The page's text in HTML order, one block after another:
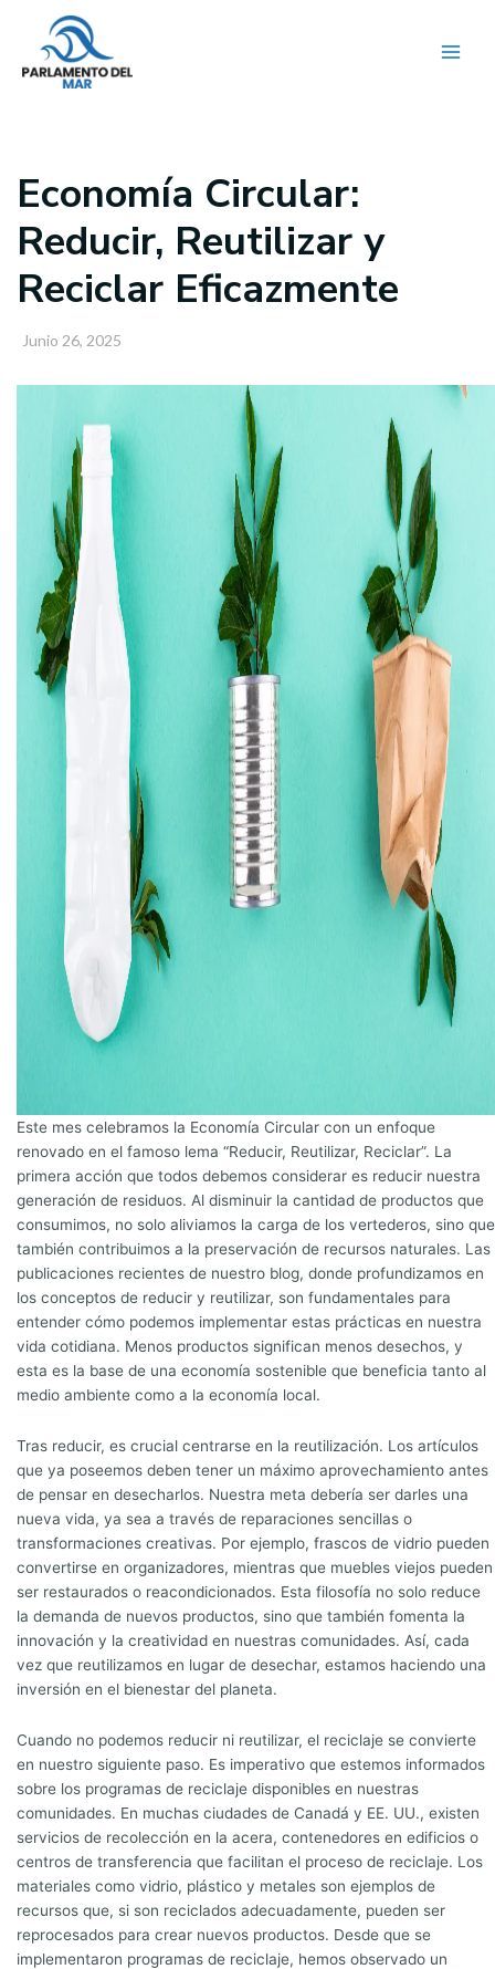
contenido
Economía Circular:
Reducir, Reutilizar y
Reciclar Eficazmente
Junio 26, 2025
Este mes celebramos la Economía Circular con un enfoque
renovado en el famoso lema “Reducir, Reutilizar, Reciclar”. La
primera acción que todos debemos considerar es reducir nuestra
generación de residuos. Al disminuir la cantidad de productos que
consumimos, no solo aliviamos la carga de los vertederos, sino que
también contribuimos a la preservación de recursos naturales. Las
publicaciones recientes de nuestro blog, donde profundizamos en
los conceptos de reducir y reutilizar, son fundamentales para
entender cómo podemos implementar estas prácticas en nuestra
vida cotidiana. Menos productos significan menos desechos, y
esta es la base de una economía sostenible que beneficia tanto al
medio ambiente como a la economía local.
Tras reducir, es crucial centrarse en la reutilización. Los artículos
que ya poseemos deben tener un máximo aprovechamiento antes
de pensar en desecharlos. Nuestra meta debería ser darles una
nueva vida, ya sea a través de reparaciones sencillas o
transformaciones creativas. Por ejemplo, frascos de vidrio pueden
convertirse en organizadores, mientras que muebles viejos pueden
ser restaurados o reacondicionados. Esta filosofía no solo reduce
la demanda de nuevos productos, sino que también fomenta la
innovación y la creatividad en nuestras comunidades. Así, cada
vez que reutilizamos en lugar de desechar, estamos haciendo una
inversión en el bienestar del planeta.
Cuando no podemos reducir ni reutilizar, el reciclaje se convierte
en nuestro siguiente paso. Es imperativo que estemos informados
sobre los programas de reciclaje disponibles en nuestras
comunidades. En muchas ciudades de Canadá y EE. UU., existen
servicios de recolección en la acera, contenedores en edificios o
centros de transferencia que facilitan el proceso de reciclaje. Los
materiales como vidrio, plástico y metales son ejemplos de
recursos que, si son reciclados adecuadamente, pueden ser
reprocesados para crear nuevos productos. Desde que se
implementaron programas de reciclaje, hemos observado un